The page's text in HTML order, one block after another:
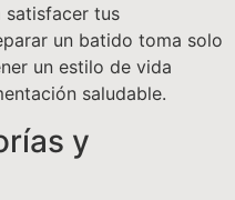
satisfacer tus
un batido toma solo
un estilo de vida
saludable.
y